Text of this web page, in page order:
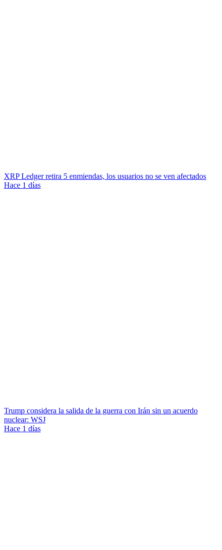
XRP Ledger retira 5 enmiendas, los usuarios no se ven afectados
Hace 1 días
Trump considera la salida de la guerra con Irán sin un acuerdo
nuclear: WSJ
Hace 1 días